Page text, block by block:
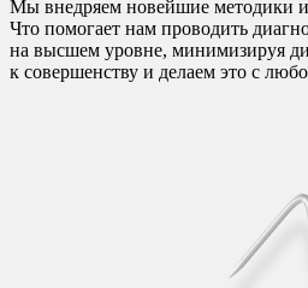
Мы внедряем новейшие методики
Что помогает нам проводить
на высшем уровне, минимизируя
к совершенству и делаем это с